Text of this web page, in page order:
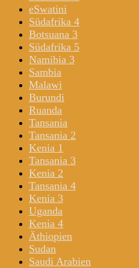
eSwatini
Südafrika 4
Botsuana 3
Südafrika 5
Namibia 3
Sambia
Malawi
Burundi
Ruanda
Tansania
Tansania 2
Kenia 1
Tansania 3
Kenia 2
Tansania 4
Kenia 3
Uganda
Kenia 4
Äthiopien
Sudan
Saudi Arabien